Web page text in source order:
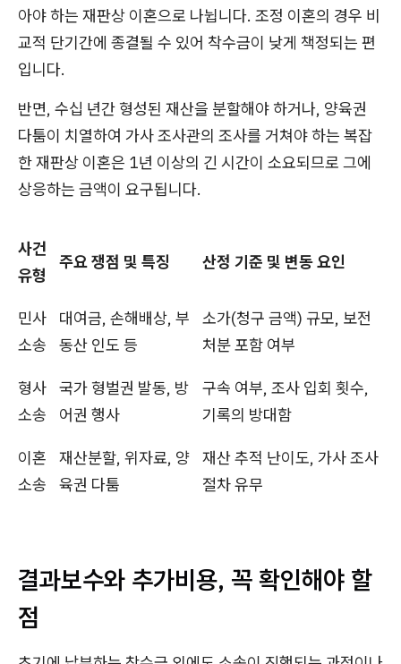
아야 하는 재판상 이혼으로 나뉩니다. 조정 이혼의 경우 비
교적 단기간에 종결될 수 있어 착수금이 낮게 책정되는 편
입니다.
반면, 수십 년간 형성된 재산을 분할해야 하거나, 양육권
다툼이 치열하여 가사 조사관의 조사를 거쳐야 하는 복잡
한 재판상 이혼은 1년 이상의 긴 시간이 소요되므로 그에
상응하는 금액이 요구됩니다.
사건
유형
주요 쟁점 및 특징 산정 기준 및 변동 요인
민사
소송
대여금, 손해배상, 부
동산 인도 등
소가(청구 금액) 규모, 보전
처분 포함 여부
형사
소송
국가 형벌권 발동, 방
어권 행사
구속 여부, 조사 입회 횟수,
기록의 방대함
이혼
소송
재산분할, 위자료, 양
육권 다툼
재산 추적 난이도, 가사 조사
절차 유무
결과보수와 추가비용, 꼭 확인해야 할
점